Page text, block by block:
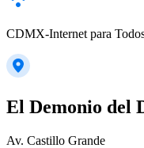
CDMX-Internet para
El Demonio del
Av. Castillo Grande